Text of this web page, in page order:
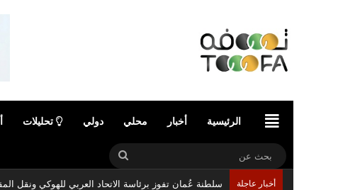
الرئيسيةالرئيسية أخبار محلي دولي تحليلات
بحث
عن
أخبار عاجلة
سلطنة عُمان تفوز برئاسة الاتحاد العربي للهوكي ونقل